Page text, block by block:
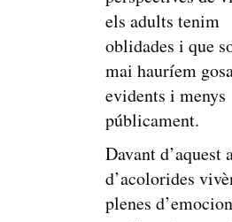
els adults tenim
oblidades i que
mai hauríem
evidents i menys
públicament.
Davant d’aquest
d’acolorides
plenes